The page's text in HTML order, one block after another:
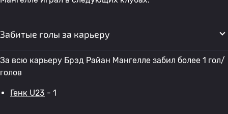
Забитые голы за карьеру
За всю карьеру Брэд Райан Мангелле забил более 1 гол/
голов
Генк U23 - 1